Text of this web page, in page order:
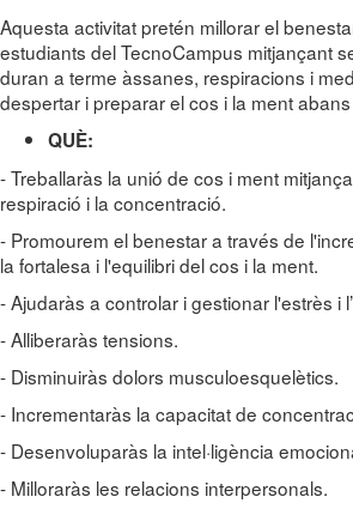
Aquesta activitat pretén millorar el
estudiants del TecnoCampus mitjançant
duran a terme àssanes, respiracions i
despertar i preparar el cos i la ment
QUÈ:
- Treballaràs la unió de cos i ment
respiració i la concentració.
- Promourem el benestar a través de
la fortalesa i l'equilibri del cos i la ment.
- Ajudaràs a controlar i gestionar l'estrès i
- Alliberaràs tensions.
- Disminuiràs dolors musculoesquelètics.
- Incrementaràs la capacitat de
- Desenvoluparàs la intel·ligència
- Milloraràs les relacions interpersonals.